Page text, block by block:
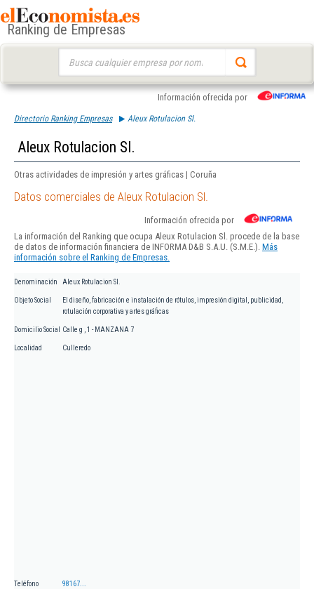
Ranking de Empresas
Información ofrecida por
Directorio Ranking Empresas Aleux Rotulacion Sl.
Aleux Rotulacion Sl.
Otras actividades de impresión y artes gráficas | Coruña
Datos comerciales de Aleux Rotulacion Sl.
Información ofrecida por
La información del Ranking que ocupa Aleux Rotulacion Sl. procede de la base
de datos de información financiera de INFORMA D&B S.A.U. (S.M.E.). Más
información sobre el Ranking de Empresas.
Denominación Aleux Rotulacion Sl.
Objeto Social
El diseño, fabricación e instalación de rótulos, impresión digital, publicidad,
rotulación corporativa y artes gráficas
Domicilio Social Calle g , 1 - MANZANA 7
Localidad Culleredo
Teléfono 98167...